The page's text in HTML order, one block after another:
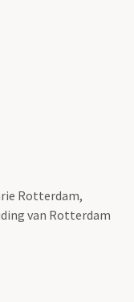
Rotterdam,
van Rotterdam